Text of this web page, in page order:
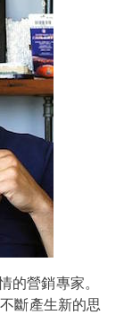
的營銷專家。
不斷產生新的思